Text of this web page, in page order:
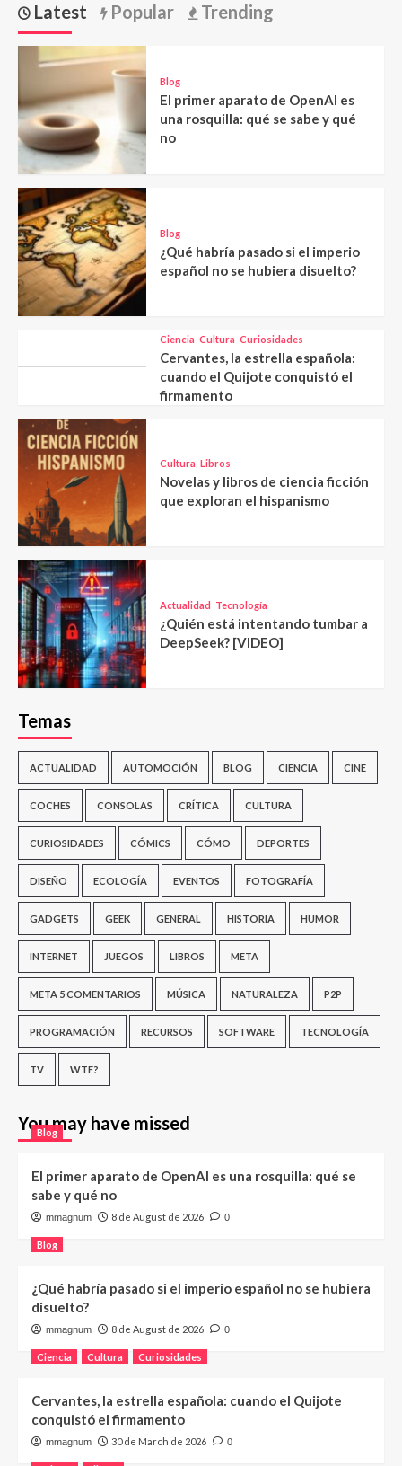
Latest Popular Trending
Blog
El primer aparato de OpenAI es
una rosquilla: qué se sabe y qué
no
Blog
¿Qué habría pasado si el imperio
español no se hubiera disuelto?
Ciencia Cultura Curiosidades
Cervantes, la estrella española:
cuando el Quijote conquistó el
firmamento
Cultura Libros
Novelas y libros de ciencia ficción
que exploran el hispanismo
Actualidad Tecnología
¿Quién está intentando tumbar a
DeepSeek? [VIDEO]
Temas
ACTUALIDAD AUTOMOCIÓN BLOG CIENCIA CINE
COCHES CONSOLAS CRÍTICA CULTURA
CURIOSIDADES CÓMICS CÓMO DEPORTES
DISEÑO ECOLOGÍA EVENTOS FOTOGRAFÍA
GADGETS GEEK GENERAL HISTORIA HUMOR
INTERNET JUEGOS LIBROS META
META 5 COMENTARIOS MÚSICA NATURALEZA P2P
PROGRAMACIÓN RECURSOS SOFTWARE TECNOLOGÍA
TV WTF?
You may have missed
Blog
El primer aparato de OpenAI es una rosquilla: qué se
sabe y qué no
mmagnum 8 de August de 2026 0
Blog
¿Qué habría pasado si el imperio español no se hubiera
disuelto?
mmagnum 8 de August de 2026 0
Ciencia Cultura Curiosidades
Cervantes, la estrella española: cuando el Quijote
conquistó el firmamento
mmagnum 30 de March de 2026 0